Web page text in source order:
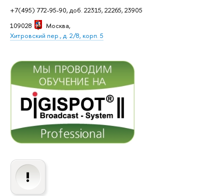
+7(495) 772-95-90, доб. 22315, 22265, 23905
109028
Москва,
Хитровский пер., д. 2/8, корп. 5